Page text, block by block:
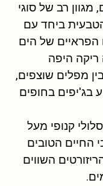
מגוון רב של סוגי
ביחד עם
הפראיים של הים
ריקה היפה
מפלים שוצפים,
בג'יפים בחופים
קנופי מעל
החיים הטובים
השווים